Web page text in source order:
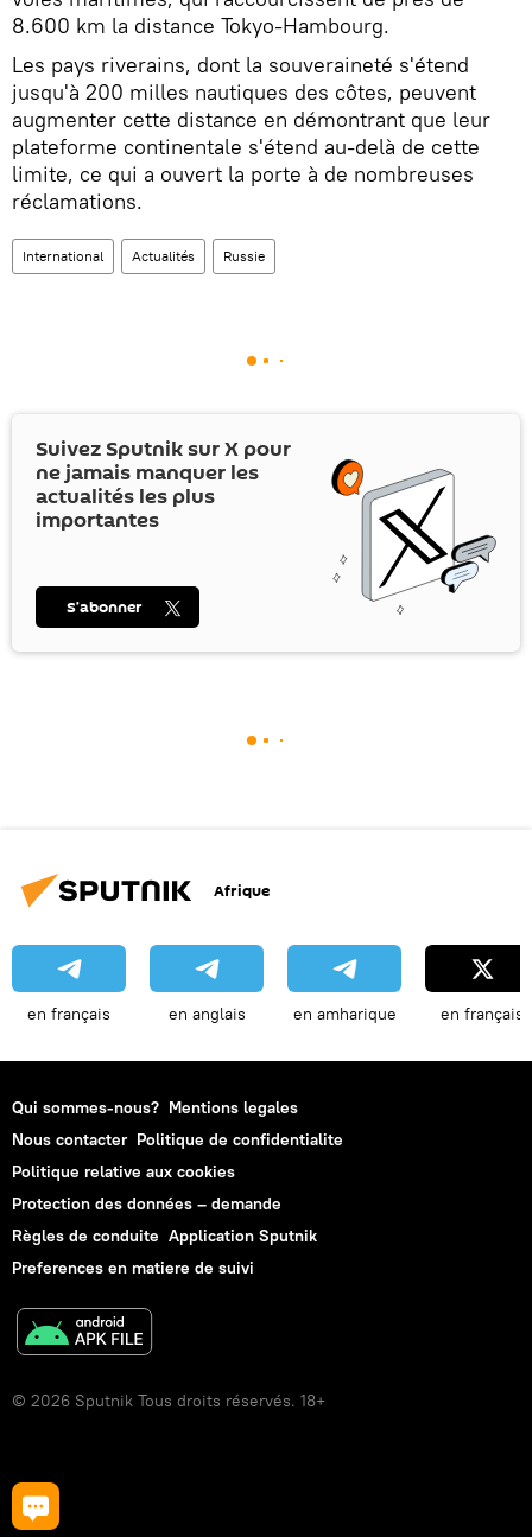
8.600 km la distance Tokyo-Hambourg.
Les pays riverains, dont la souveraineté s'étend
jusqu'à 200 milles nautiques des côtes, peuvent
augmenter cette distance en démontrant que leur
plateforme continentale s'étend au-delà de cette
limite, ce qui a ouvert la porte à de nombreuses
réclamations.
International Actualités Russie
Suivez Sputnik surX pour
ne jamais manquer les
actualités les plus
importantes
S’abonner
Afrique
en français en anglais en amharique en français
Qui sommes-nous? Mentions legales
Nous contacter Politique de confidentialite
Politique relative aux cookies
Protection des données – demande
Règles de conduite Application Sputnik
Preferences en matiere de suivi
© 2026 Sputnik Tous droits réservés. 18+